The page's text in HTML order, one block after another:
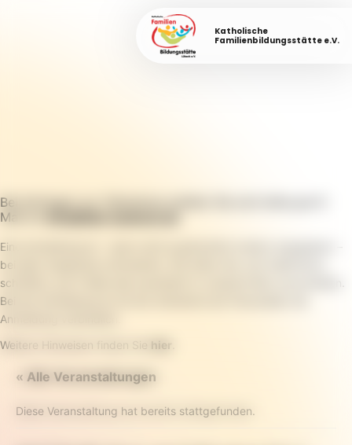
Katholische
Familienbildungsstätte e.V.
Bei Anfragen zur Teilnahme melden Sie sich bitte per E-
Mail an
Eine Anmeldung ist – wenn nicht ausdrücklich anders angegeben –
bei allen Angeboten erforderlich. Wir bitten Sie, sich telefonisch,
schriftlich, per E-Mail oder persönlich in unserem Büro anzumelden.
Bei der Anmeldung ist mit der Aufnahme der Personalien die
Anmeldung verbindlich.
Weitere Hinweisen finden Sie hier
« Alle Veranstaltungen
Diese Veranstaltung hat bereits stattgefunden.